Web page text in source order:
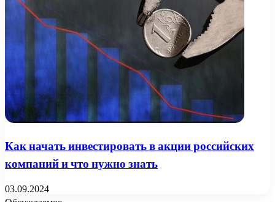
Как начать инвестировать в акции российских
компаний и что нужно знать
03.09.2024